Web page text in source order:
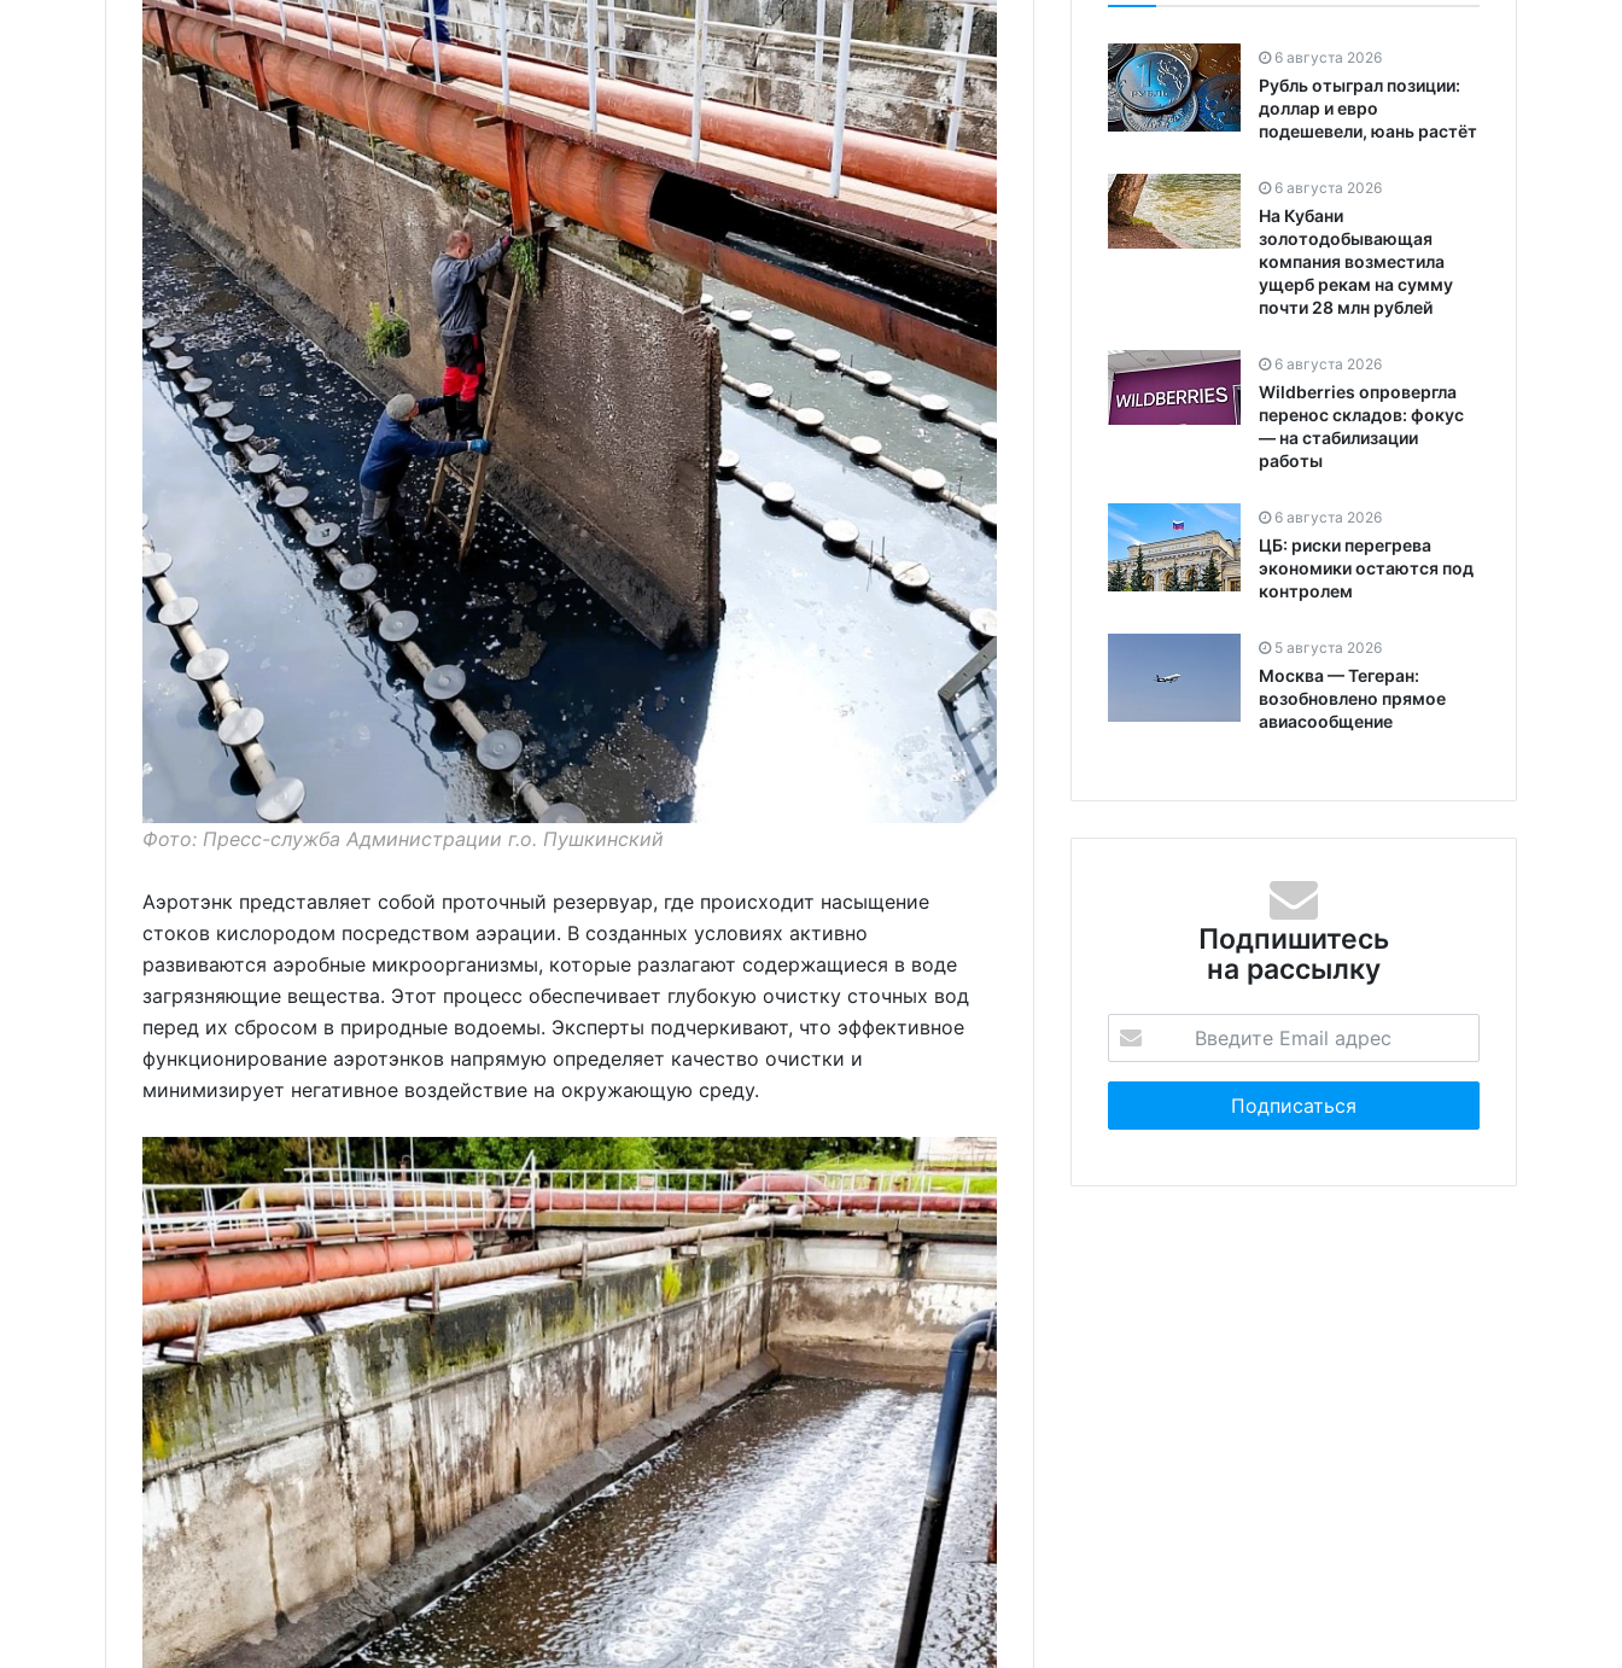
Фото: Пресс-служба Администрации г.о. Пушкинский
Аэротэнк представляет собой проточный резервуар, где происходит насыщение
стоков кислородом посредством аэрации. В созданных условиях активно
развиваются аэробные микроорганизмы, которые разлагают содержащиеся в воде
загрязняющие вещества. Этот процесс обеспечивает глубокую очистку сточных вод
перед их сбросом в природные водоемы. Эксперты подчеркивают, что эффективное
функционирование аэротэнков напрямую определяет качество очистки и
минимизирует негативное воздействие на окружающую среду.
6 августа 2026
Рубль отыграл позиции:
доллар и евро
подешевели, юань растёт
6 августа 2026
На Кубани
золотодобывающая
компания возместила
ущерб рекам на сумму
почти 28 млн рублей
6 августа 2026
Wildberries опровергла
перенос складов: фокус
— на стабилизации
работы
6 августа 2026
ЦБ: риски перегрева
экономики остаются под
контролем
5 августа 2026
Москва — Тегеран:
возобновлено прямое
авиасообщение
Подпишитесь
на рассылку